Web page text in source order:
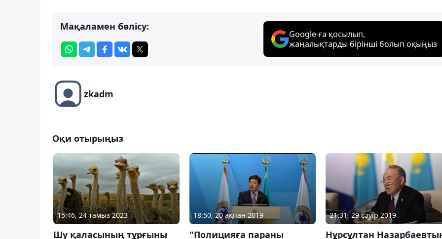
Мақаламен бөлісу:
Google-ға қосылып,
жаңалықтарды бірінші болып оқыңыз
zkadm
Оқи отырыңыз
15:46, 24 тамыз 2023
Шу қаласының тұрғыны
18:50, 20 ақпан 2019
"Полицияға параны
21:31, 29 сәуір 2019
Нұрсұлтан